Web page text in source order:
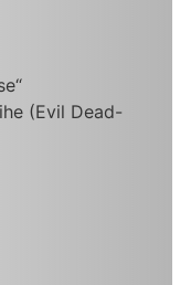
(Evil Dead-